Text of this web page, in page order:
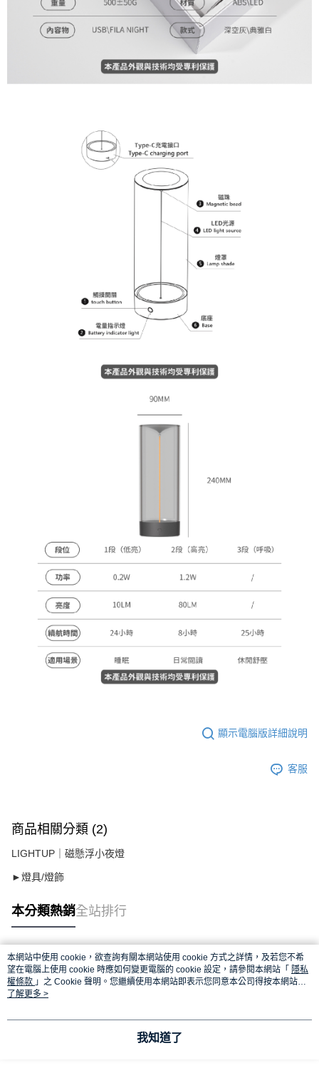
顯示電腦版詳細說明
客服
商品相關分類 (2)
LIGHTUP｜磁懸浮小夜燈
►燈具/燈飾
本分類熱銷全站排行
熱門標籤
本網站中使用 cookie，欲查詢有關本網站使用 cookie 方式之詳情，及若您不希
望在電腦上使用 cookie 時應如何變更電腦的 cookie 設定，請參閱本網站「 隱私
權條款 」之 Cookie 聲明。您繼續使用本網站即表示您同意本公司得按本網站使
用條款之 Cookie 聲明使用 cookie。
了解更多 >
我知道了